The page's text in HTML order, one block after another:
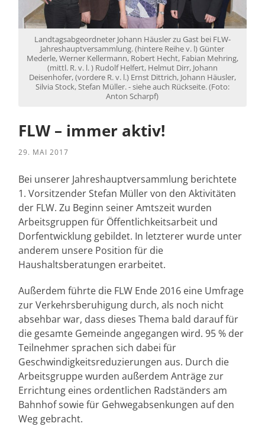
Landtagsabgeordneter Johann Häusler zu Gast bei FLW-
Jahreshauptversammlung. (hintere Reihe v. l) Günter
Mederle, Werner Kellermann, Robert Hecht, Fabian Mehring,
(mittl. R. v. l. ) Rudolf Helfert, Helmut Dirr, Johann
Deisenhofer, (vordere R. v. l.) Ernst Dittrich, Johann Häusler,
Silvia Stock, Stefan Müller. - siehe auch Rückseite. (Foto:
Anton Scharpf)
FLW – immer aktiv!
29. MAI 2017
Bei unserer Jahreshauptversammlung berichtete
1. Vorsitzender Stefan Müller von den Aktivitäten
der FLW. Zu Beginn seiner Amtszeit wurden
Arbeitsgruppen für Öffentlichkeitsarbeit und
Dorfentwicklung gebildet. In letzterer wurde unter
anderem unsere Position für die
Haushaltsberatungen erarbeitet.
Außerdem führte die FLW Ende 2016 eine Umfrage
zur Verkehrsberuhigung durch, als noch nicht
absehbar war, dass dieses Thema bald darauf für
die gesamte Gemeinde angegangen wird. 95 % der
Teilnehmer sprachen sich dabei für
Geschwindigkeitsreduzierungen aus. Durch die
Arbeitsgruppe wurden außerdem Anträge zur
Errichtung eines ordentlichen Radständers am
Bahnhof sowie für Gehwegabsenkungen auf den
Weg gebracht.